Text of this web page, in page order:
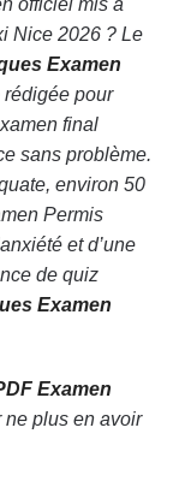
officiel mis à
Nice 2026 ? Le
Examen
rédigée pour
final
sans problème.
environ 50
Permis
et d’une
de quiz
Examen
Examen
ne plus en avoir